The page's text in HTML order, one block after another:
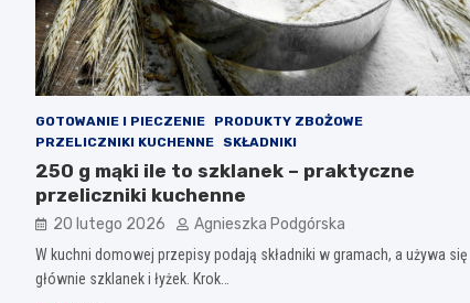
GOTOWANIE I PIECZENIE
PRODUKTY ZBOŻOWE
PRZELICZNIKI KUCHENNE
SKŁADNIKI
250 g mąki ile to szklanek – praktyczne
przeliczniki kuchenne
20 lutego 2026 Agnieszka Podgórska
W kuchni domowej przepisy podają składniki w gramach, a używa się
głównie szklanek i łyżek. Krok…